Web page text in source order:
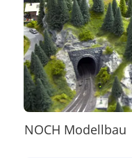
NOCH Modellbau